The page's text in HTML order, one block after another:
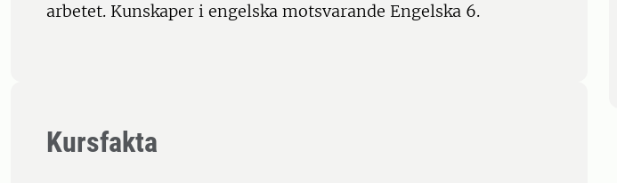
arbetet. Kunskaper i engelska motsvarande Engelska 6.
Kursfakta